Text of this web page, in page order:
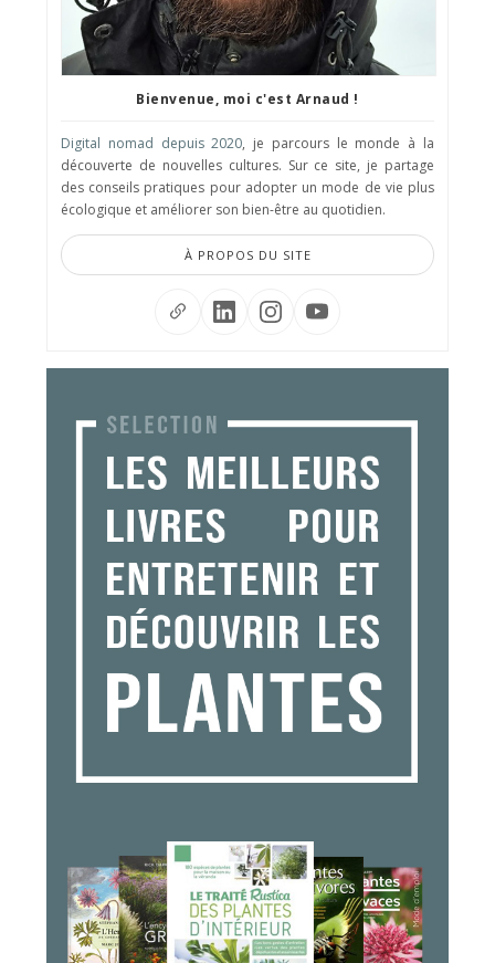
Bienvenue, moi c'est Arnaud !
Digital nomad depuis 2020, je parcours le monde à la
découverte de nouvelles cultures. Sur ce site, je partage
des conseils pratiques pour adopter un mode de vie plus
écologique et améliorer son bien-être au quotidien.
À PROPOS DU SITE